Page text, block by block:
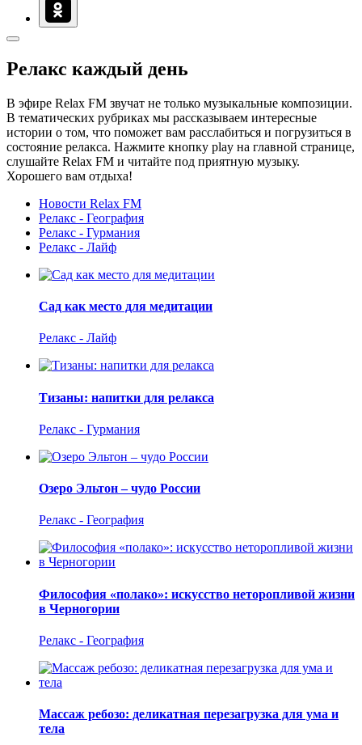
Релакс каждый день
В эфире Relax FM звучат не только музыкальные композиции.
В тематических рубриках мы рассказываем интересные
истории о том, что поможет вам расслабиться и погрузиться в
состояние релакса. Нажмите кнопку play на главной странице,
слушайте Relax FM и читайте под приятную музыку.
Хорошего вам отдыха!
Новости Relax FM
Релакс - География
Релакс - Гурмания
Релакс - Лайф
Сад как место для медитации
Релакс - Лайф
Тизаны: напитки для релакса
Релакс - Гурмания
Озеро Эльтон – чудо России
Релакс - География
Философия «полако»: искусство неторопливой жизни
в Черногории
Релакс - География
Массаж ребозо: деликатная перезагрузка для ума и
тела